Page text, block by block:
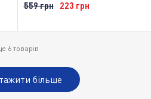
559 грн 223 грн
6 товарів
більше